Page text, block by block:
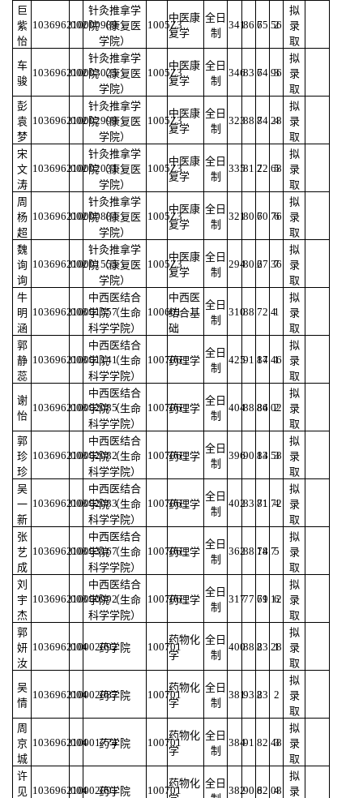
巨
紫
怡
103696210000989
002
针灸推拿学
院（康复医
学院）
1005Z3
中医康
复学
全日
制
34186.675.56
2
拟
录
取
车
骏
103696210003025
002
针灸推拿学
院（康复医
学院）
1005Z3
中医康
复学
全日
制
34683.674.96
3
拟
录
取
彭
袁
梦
103696210002999
002
针灸推拿学
院（康复医
学院）
1005Z3
中医康
复学
全日
制
32388.874.28
4
拟
录
取
宋
文
涛
103696210002031
002
针灸推拿学
院（康复医
学院）
1005Z3
中医康
复学
全日
制
33581.272.68
5
拟
录
取
周
杨
超
103696210000884
002
针灸推拿学
院（康复医
学院）
1005Z3
中医康
复学
全日
制
32180.670.76
6
拟
录
取
魏
询
询
103696210001555
002
针灸推拿学
院（康复医
学院）
1005Z3
中医康
复学
全日
制
29480.267.36
7
拟
录
取
牛
明
涵
103696210001557
003
中西医结合
学院（生命
科学学院）
100601
中西医
结合基
础
全日
制
31088 72.41
拟
录
取
郭
静
蕊
103696210001141
003
中西医结合
学院（生命
科学学院）
100706药理学
全日
制
42591.1487.46
1
拟
录
取
谢
怡
103696210002085
003
中西医结合
学院（生命
科学学院）
100706药理学
全日
制
40488.8684.02
2
拟
录
取
郭
珍
珍
103696210002082
003
中西医结合
学院（生命
科学学院）
100706药理学
全日
制
39690.1483.58
3
拟
录
取
吴
一
新
103696210002083
003
中西医结合
学院（生命
科学学院）
100706药理学
全日
制
40283.7181.72
4
拟
录
取
张
艺
成
103696210003167
003
中西医结合
学院（生命
科学学院）
100706药理学
全日
制
36288.1478.75
拟
录
取
刘
宇
杰
103696210000992
003
中西医结合
学院（生命
科学学院）
100706药理学
全日
制
31777.7169.12
6
拟
录
取
郭
妍
汝
103696210002092
004 药学院 100701
药物化
学
全日
制
40088.283.28
1
拟
录
取
吴
情
103696210002087
004 药学院 100701
药物化
学
全日
制
38193.283 2
拟
录
取
周
京
城
103696210001774
004 药学院 100701
药物化
学
全日
制
38491 82.48
3
拟
录
取
许
见 103696210002091
004 药学院 100701
药物化 全日
38290.682.08
4
拟
录